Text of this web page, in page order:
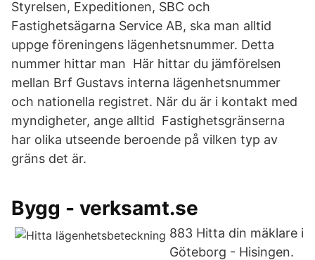
Styrelsen, Expeditionen, SBC och
Fastighetsägarna Service AB, ska man alltid
uppge föreningens lägenhetsnummer. Detta
nummer hittar man Här hittar du jämförelsen
mellan Brf Gustavs interna lägenhetsnummer
och nationella registret. När du är i kontakt med
myndigheter, ange alltid Fastighetsgränserna
har olika utseende beroende på vilken typ av
gräns det är.
Bygg - verksamt.se
883 Hitta din mäklare i
Göteborg - Hisingen.